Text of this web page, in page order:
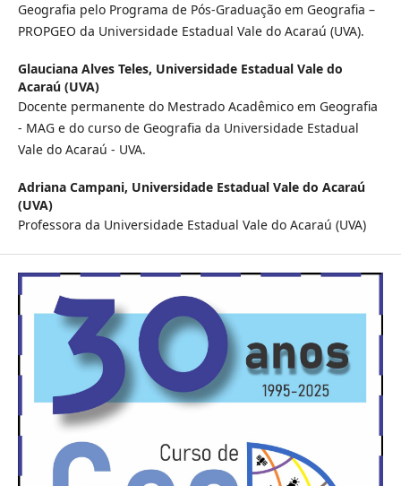
Geografia pelo Programa de Pós-Graduação em Geografia –
PROPGEO da Universidade Estadual Vale do Acaraú (UVA).
Glauciana Alves Teles, Universidade Estadual Vale do
Acaraú (UVA)
Docente permanente do Mestrado Acadêmico em Geografia
- MAG e do curso de Geografia da Universidade Estadual
Vale do Acaraú - UVA.
Adriana Campani, Universidade Estadual Vale do Acaraú
(UVA)
Professora da Universidade Estadual Vale do Acaraú (UVA)